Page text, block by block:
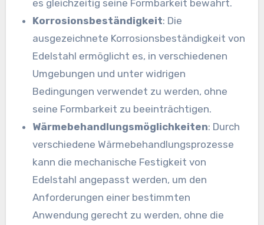
es gleichzeitig seine Formbarkeit bewahrt.
Korrosionsbeständigkeit: Die
ausgezeichnete Korrosionsbeständigkeit von
Edelstahl ermöglicht es, in verschiedenen
Umgebungen und unter widrigen
Bedingungen verwendet zu werden, ohne
seine Formbarkeit zu beeinträchtigen.
Wärmebehandlungsmöglichkeiten: Durch
verschiedene Wärmebehandlungsprozesse
kann die mechanische Festigkeit von
Edelstahl angepasst werden, um den
Anforderungen einer bestimmten
Anwendung gerecht zu werden, ohne die